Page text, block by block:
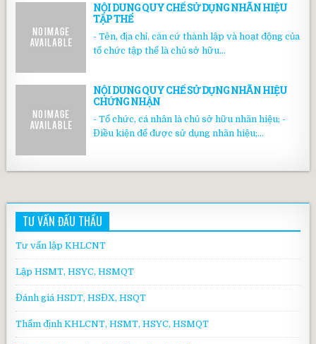
NỘI DUNG QUY CHẾ SỬ DỤNG NHÃN HIỆU
TẬP THỂ
- Tên, địa chỉ, căn cứ thành lập và hoạt động của
tổ chức tập thể là chủ sở hữu...
NỘI DUNG QUY CHẾ SỬ DỤNG NHÃN HIỆU
CHỨNG NHẬN
- Tổ chức, cá nhân là chủ sở hữu nhãn hiệu; -
Điều kiện để được sử dụng nhãn hiệu;...
TƯ VẤN ĐẤU THẦU
Tư vấn lập KHLCNT
Lập HSMT, HSYC, HSMQT
Đánh giá HSDT, HSĐX, HSQT
Thẩm định KHLCNT, HSMT, HSYC, HSMQT